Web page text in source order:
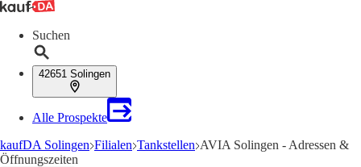
Suchen
42651 Solingen
Alle Prospekte
kaufDA Solingen Filialen Tankstellen AVIA Solingen - Adressen &
Öffnungszeiten